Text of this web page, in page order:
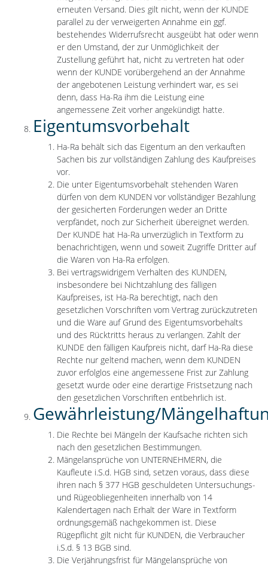
erneuten Versand. Dies gilt nicht, wenn der KUNDE
parallel zu der verweigerten Annahme ein ggf.
bestehendes Widerrufsrecht ausgeübt hat oder wenn
er den Umstand, der zur Unmöglichkeit der
Zustellung geführt hat, nicht zu vertreten hat oder
wenn der KUNDE vorübergehend an der Annahme
der angebotenen Leistung verhindert war, es sei
denn, dass Ha-Ra ihm die Leistung eine
angemessene Zeit vorher angekündigt hatte.
Eigentumsvorbehalt
Ha-Ra behält sich das Eigentum an den verkauften
Sachen bis zur vollständigen Zahlung des Kaufpreises
vor.
Die unter Eigentumsvorbehalt stehenden Waren
dürfen von dem KUNDEN vor vollständiger Bezahlung
der gesicherten Forderungen weder an Dritte
verpfändet, noch zur Sicherheit übereignet werden.
Der KUNDE hat Ha-Ra unverzüglich in Textform zu
benachrichtigen, wenn und soweit Zugriffe Dritter auf
die Waren von Ha-Ra erfolgen.
Bei vertragswidrigem Verhalten des KUNDEN,
insbesondere bei Nichtzahlung des fälligen
Kaufpreises, ist Ha-Ra berechtigt, nach den
gesetzlichen Vorschriften vom Vertrag zurückzutreten
und die Ware auf Grund des Eigentumsvorbehalts
und des Rücktritts heraus zu verlangen. Zahlt der
KUNDE den fälligen Kaufpreis nicht, darf Ha-Ra diese
Rechte nur geltend machen, wenn dem KUNDEN
zuvor erfolglos eine angemessene Frist zur Zahlung
gesetzt wurde oder eine derartige Fristsetzung nach
den gesetzlichen Vorschriften entbehrlich ist.
Gewährleistung/
Die Rechte bei Mängeln der Kaufsache richten sich
nach den gesetzlichen Bestimmungen.
Mängelansprüche von UNTERNEHMERN, die
Kaufleute i.S.d. HGB sind, setzen voraus, dass diese
ihren nach § 377 HGB geschuldeten Untersuchungs-
und Rügeobliegenheiten innerhalb von 14
Kalendertagen nach Erhalt der Ware in Textform
ordnungsgemäß nachgekommen ist. Diese
Rügepflicht gilt nicht für KUNDEN, die Verbraucher
i.S.d. § 13 BGB sind.
Die Verjährungsfrist für Mängelansprüche von